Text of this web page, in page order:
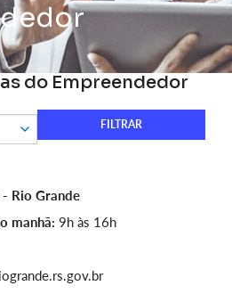
do Empreendedor
Rio Grande
manhã: 9h às 16h